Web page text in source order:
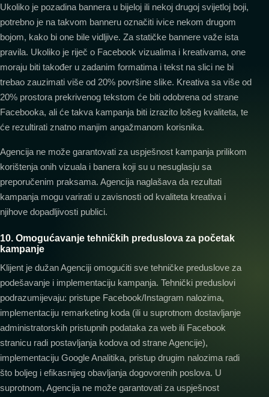
Ukoliko je pozadina bannera u bijeloj ili nekoj drugoj svijetloj boji,
potrebno je na takvom banneru označiti ivice nekom drugom
bojom, kako bi one bile vidljive. Za statičke bannere važe ista
pravila. Ukoliko je riječ o Facebook vizualima i kreativama, one
moraju biti također u zadanim formatima i tekst na slici ne bi
trebao zauzimati više od 20% površine slike. Kreativa sa više od
20% prostora prekrivenog tekstom će biti odobrena od strane
Facebooka, ali će takva kampanja biti izrazito lošeg kvaliteta, te
će rezultirati znatno manjim angažmanom korisnika.
Agencija ne može garantovati za uspješnost kampanja prilikom
korištenja onih vizuala i banera koji su u nesuglasju sa
preporučenim praksama. Agencija naglašava da rezultati
kampanja mogu varirati u zavisnosti od kvaliteta kreativa i
njihove dopadljivosti publici.
10. Omogućavanje tehničkih preduslova za početak
kampanje
Klijent je dužan Agenciji omogućiti sve tehničke preduslove za
podešavanje i implementaciju kampanja. Tehnički preduslovi
podrazumijevaju: pristupe Facebook/Instagram nalozima,
implementaciju remarketing koda (ili u suprotnom dostavljanje
administratorskih pristupnih podataka za web ili Facebook
stranicu radi postavljanja kodova od strane Agencije),
implementaciju Google Analitika, pristup drugim nalozima radi
što boljeg i efikasnijeg obavljanja dogovorenih poslova. U
suprotnom, Agencija ne može garantovati za uspješnost